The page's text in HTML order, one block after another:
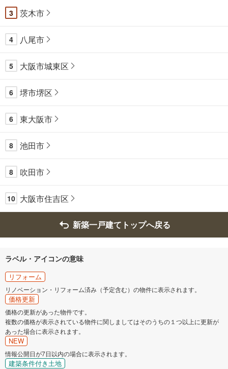
3 茨木市
4 八尾市
5 大阪市城東区
6 堺市堺区
6 東大阪市
8 池田市
8 吹田市
10 大阪市住吉区
新築一戸建てトップへ戻る
ラベル・アイコンの意味
リフォーム
リノベーション・リフォーム済み（予定含む）の物件に表示されます。
価格更新
価格の更新があった物件です。
複数の価格が表示されている物件に関しましてはそのうちの１つ以上に更新が
あった場合に表示されます。
NEW
情報公開日が7日以内の場合に表示されます。
建築条件付き土地